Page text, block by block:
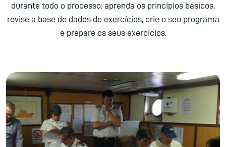
durante todo o processo: aprenda os princípios básicos,
revise a base de dados de exercícios, crie o seu programa
e prepare os seus exercícios.